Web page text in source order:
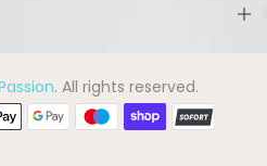
. All rights reserved.